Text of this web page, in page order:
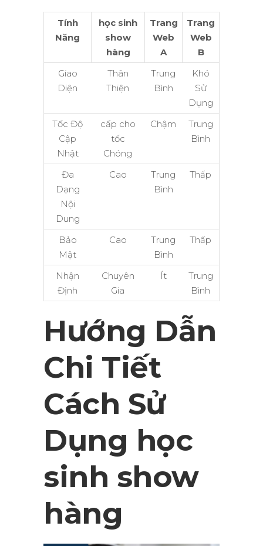
Tính
Năng
học sinh
show
hàng
Trang
Web
A
Trang
Web
B
Giao
Diện
Thân
Thiện
Trung
Bình
Khó
Sử
Dụng
Tốc Độ
Cập
Nhật
cấp cho
tốc
Chóng
Chậm
Trung
Bình
Đa
Dạng
Nội
Dung
Cao
Trung
Bình
Thấp
Bảo
Mật
Cao
Trung
Bình
Thấp
Nhận
Định
Chuyên
Gia
Ít
Trung
Bình
Hướng Dẫn
Chi Tiết
Cách Sử
Dụng học
sinh show
hàng